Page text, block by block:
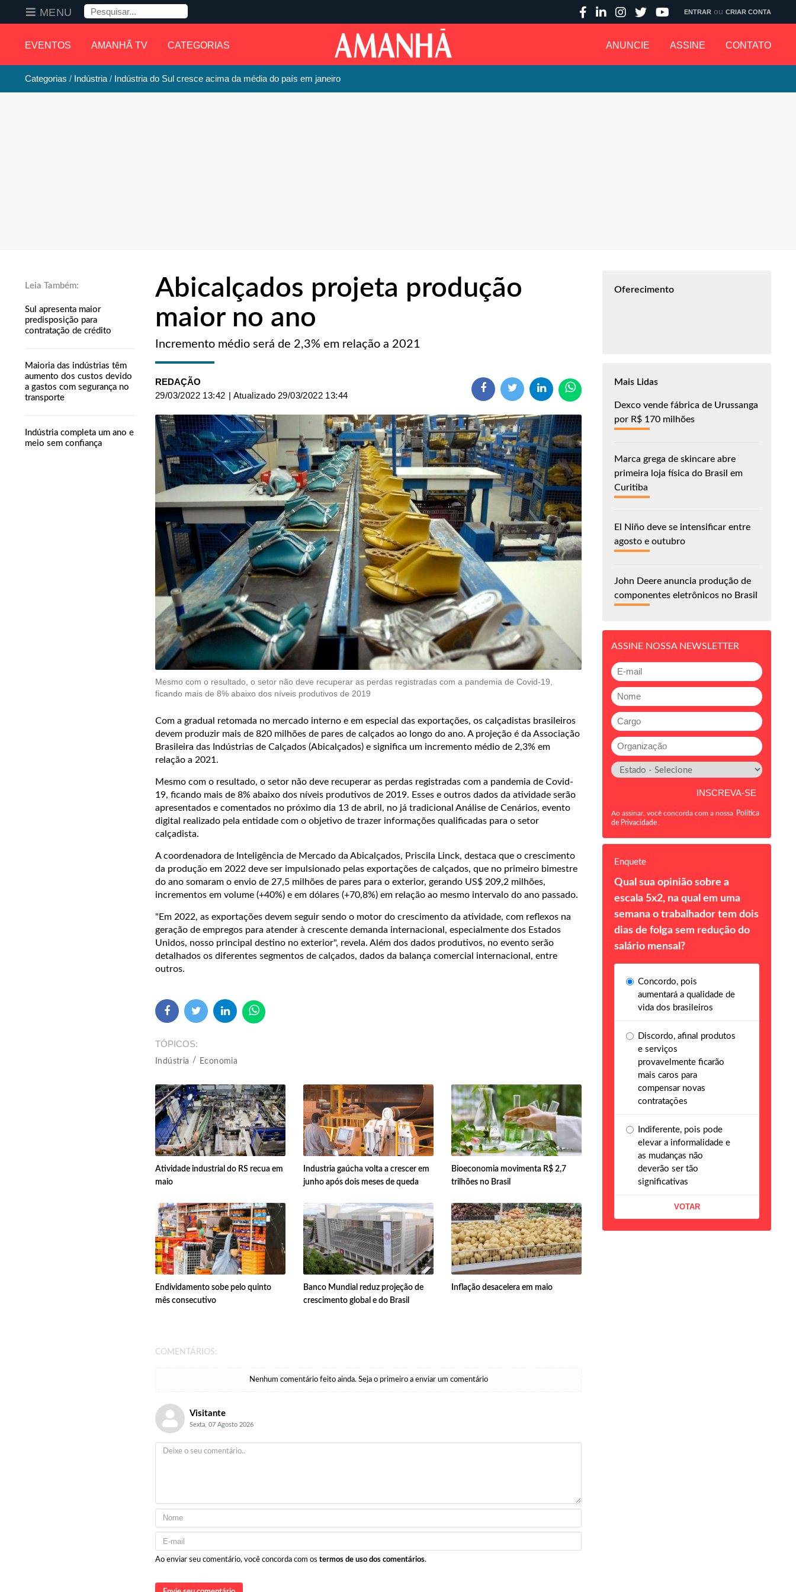
EVENTOS AMANHÃ TV CATEGORIAS ANUNCIE ASSINE CONTATO
MENU Pesquisa ENTRAR ou CRIAR CONTA
Categorias Indústria Indústria do Sul cresce acima da média do país em janeiro
Sul apresenta maior
predisposição para
contratação de crédito
Maioria das indústrias têm
aumento dos custos devido
a gastos com segurança no
transporte
Indústria completa um ano e
meio sem confiança
Abicalçados projeta produção
maior no ano
Incremento médio será de 2,3% em relação a 2021
REDAÇÃO
29/03/2022 13:42 | Atualizado 29/03/2022 13:44
Mesmo com o resultado, o setor não deve recuperar as perdas registradas com a pandemia de Covid-19,
ficando mais de 8% abaixo dos níveis produtivos de 2019
Com a gradual retomada no mercado interno e em especial das exportações, os calçadistas brasileiros
devem produzir mais de 820 milhões de pares de calçados ao longo do ano. A projeção é da Associação
Brasileira das Indústrias de Calçados (Abicalçados) e significa um incremento médio de 2,3% em
relação a 2021.
Mesmo com o resultado, o setor não deve recuperar as perdas registradas com a pandemia de Covid-
19, ficando mais de 8% abaixo dos níveis produtivos de 2019. Esses e outros dados da atividade serão
apresentados e comentados no próximo dia 13 de abril, no já tradicional Análise de Cenários, evento
digital realizado pela entidade com o objetivo de trazer informações qualificadas para o setor
calçadista.
A coordenadora de Inteligência de Mercado da Abicalçados, Priscila Linck, destaca que o crescimento
da produção em 2022 deve ser impulsionado pelas exportações de calçados, que no primeiro bimestre
do ano somaram o envio de 27,5 milhões de pares para o exterior, gerando US$ 209,2 milhões,
incrementos em volume (+40%) e em dólares (+70,8%) em relação ao mesmo intervalo do ano passado.
"Em 2022, as exportações devem seguir sendo o motor do crescimento da atividade, com reflexos na
geração de empregos para atender à crescente demanda internacional, especialmente dos Estados
Unidos, nosso principal destino no exterior", revela. Além dos dados produtivos, no evento serão
detalhados os diferentes segmentos de calçados, dados da balança comercial internacional, entre
outros.
TÓPICOS
Indústria Economia
Atividade industrial do RS recua em
maio
Industria gaúcha volta a crescer em
junho após dois meses de queda
Bioeconomia movimenta R$ 2,7
trilhões no Brasil
Endividamento sobe pelo quinto
mês consecutivo
Banco Mundial reduz projeção de
crescimento global e do Brasil
Inflação desacelera em maio
COMENTÁRIOS:
Nenhum comentário feito ainda. Seja o primeiro a enviar um comentário
Visitante
Sexta, 07 Agosto 2026
Ao enviar seu comentário, você concorda com os termos de uso dos comentários.
Oferecimento
Mais Lidas
Dexco vende fábrica de Urussanga
por R$ 170 milhões
Marca grega de skincare abre
primeira loja física do Brasil em
Curitiba
El Niño deve se intensificar entre
agosto e outubro
John Deere anuncia produção de
componentes eletrônicos no Brasil
ASSINE NOSSA NEWSLETTER
Ao assinar, você concorda com a nossa Política
de Privacidade
Enquete
Qual sua opinião sobre a
escala 5x2, na qual em uma
semana o trabalhador tem dois
dias de folga sem redução do
salário mensal?
Concordo, pois
aumentará a qualidade de
vida dos brasileiros
Discordo, afinal produtos
e serviços
provavelmente ficarão
mais caros para
compensar novas
contratações
Indiferente, pois pode
elevar a informalidade e
as mudanças não
deverão ser tão
significativas